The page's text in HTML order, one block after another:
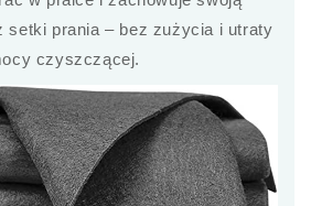
setki prania – bez zużycia i utraty
czyszczącej.